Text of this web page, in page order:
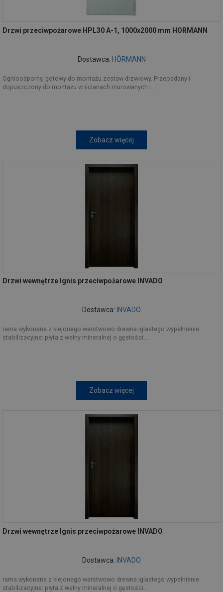
Drzwi przeciwpożarowe HPL30 A-1, 1000x2000 mm HORMANN
Dostawca: HÖRMANN
Ognioodporny, gotowy do montażu zestaw drzwiowy. Przebadany i
dopuszczony do montażu w ścianach murowanych i...
Zobacz więcej
Drzwi wewnętrze Ignis przeciwpożarowe INVADO
Dostawca: INVADO
rama wykonana z klejonego warstwowo drewna iglastego wypełnienie
stabilizacyjne: płyta z wełny mineralnej o gęstości...
Zobacz więcej
Drzwi wewnętrze Ignis przeciwpożarowe INVADO
Dostawca: INVADO
rama wykonana z klejonego warstwowo drewna iglastego wypełnienie
stabilizacyjne: płyta z wełny mineralnej o gęstości...